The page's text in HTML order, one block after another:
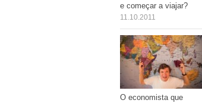
e começar a viajar?
11.10.2011
O economista que